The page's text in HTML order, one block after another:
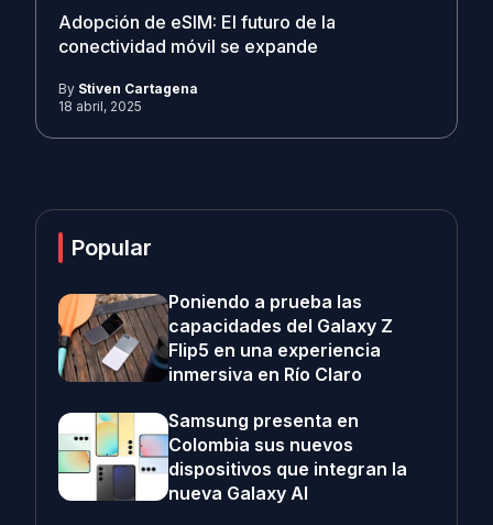
Adopción de eSIM: El futuro de la
conectividad móvil se expande
By Stiven Cartagena
18 abril, 2025
Popular
Poniendo a prueba las
capacidades del Galaxy Z
Flip5 en una experiencia
inmersiva en Río Claro
Samsung presenta en
Colombia sus nuevos
dispositivos que integran la
nueva Galaxy AI